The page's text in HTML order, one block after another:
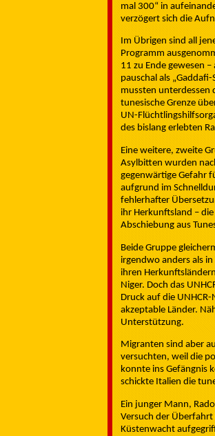
mal 300“ in
verzögert sich die
Im Übrigen sind all
Programm
11 zu Ende gewesen
pauschal als
mussten unterdessen
tunesische Grenze
UN-
des bislang erlebten
Eine weitere, zweite
Asylbitten wurden
gegenwärtige Gefahr
aufgrund im
fehlerhafter
ihr Herkunftsland –
Abschiebung aus
Beide Gruppe
irgendwo anders als
ihren
Niger. Doch das
Druck auf die
akzeptable Länder.
Unterstützung.
Migranten sind aber
versuchten, weil die
konnte ins Gefängnis
schickte Italien die
Ein junger Mann,
Versuch der
Küstenwacht